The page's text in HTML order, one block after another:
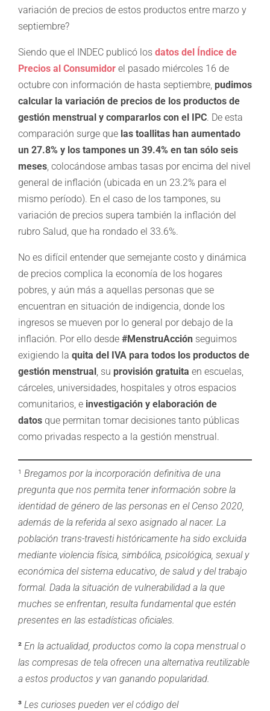
variación de precios de estos productos entre marzo y
septiembre?
Siendo que el INDEC publicó los datos del Índice de
Precios al Consumidor el pasado miércoles 16 de
octubre con información de hasta septiembre, pudimos
calcular la variación de precios de los productos de
gestión menstrual y compararlos con el IPC. De esta
comparación surge que las toallitas han aumentado
un 27.8% y los tampones un 39.4% en tan sólo seis
meses, colocándose ambas tasas por encima del nivel
general de inflación (ubicada en un 23.2% para el
mismo período). En el caso de los tampones, su
variación de precios supera también la inflación del
rubro Salud, que ha rondado el 33.6%.
No es difícil entender que semejante costo y dinámica
de precios complica la economía de los hogares
pobres, y aún más a aquellas personas que se
encuentran en situación de indigencia, donde los
ingresos se mueven por lo general por debajo de la
inflación. Por ello desde #MenstruAcción seguimos
exigiendo la quita del IVA para todos los productos de
gestión menstrual, su provisión gratuita en escuelas,
cárceles, universidades, hospitales y otros espacios
comunitarios, e investigación y elaboración de
datos que permitan tomar decisiones tanto públicas
como privadas respecto a la gestión menstrual.
¹ Bregamos por la incorporación definitiva de una
pregunta que nos permita tener información sobre la
identidad de género de las personas en el Censo 2020,
además de la referida al sexo asignado al nacer. La
población trans-travesti históricamente ha sido excluida
mediante violencia física, simbólica, psicológica, sexual y
económica del sistema educativo, de salud y del trabajo
formal. Dada la situación de vulnerabilidad a la que
muches se enfrentan, resulta fundamental que estén
presentes en las estadísticas oficiales.
² En la actualidad, productos como la copa menstrual o
las compresas de tela ofrecen una alternativa reutilizable
a estos productos y van ganando popularidad.
³ Les curioses pueden ver el código del